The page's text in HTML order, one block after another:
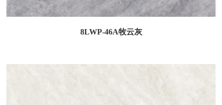
8LWP-46A牧云灰